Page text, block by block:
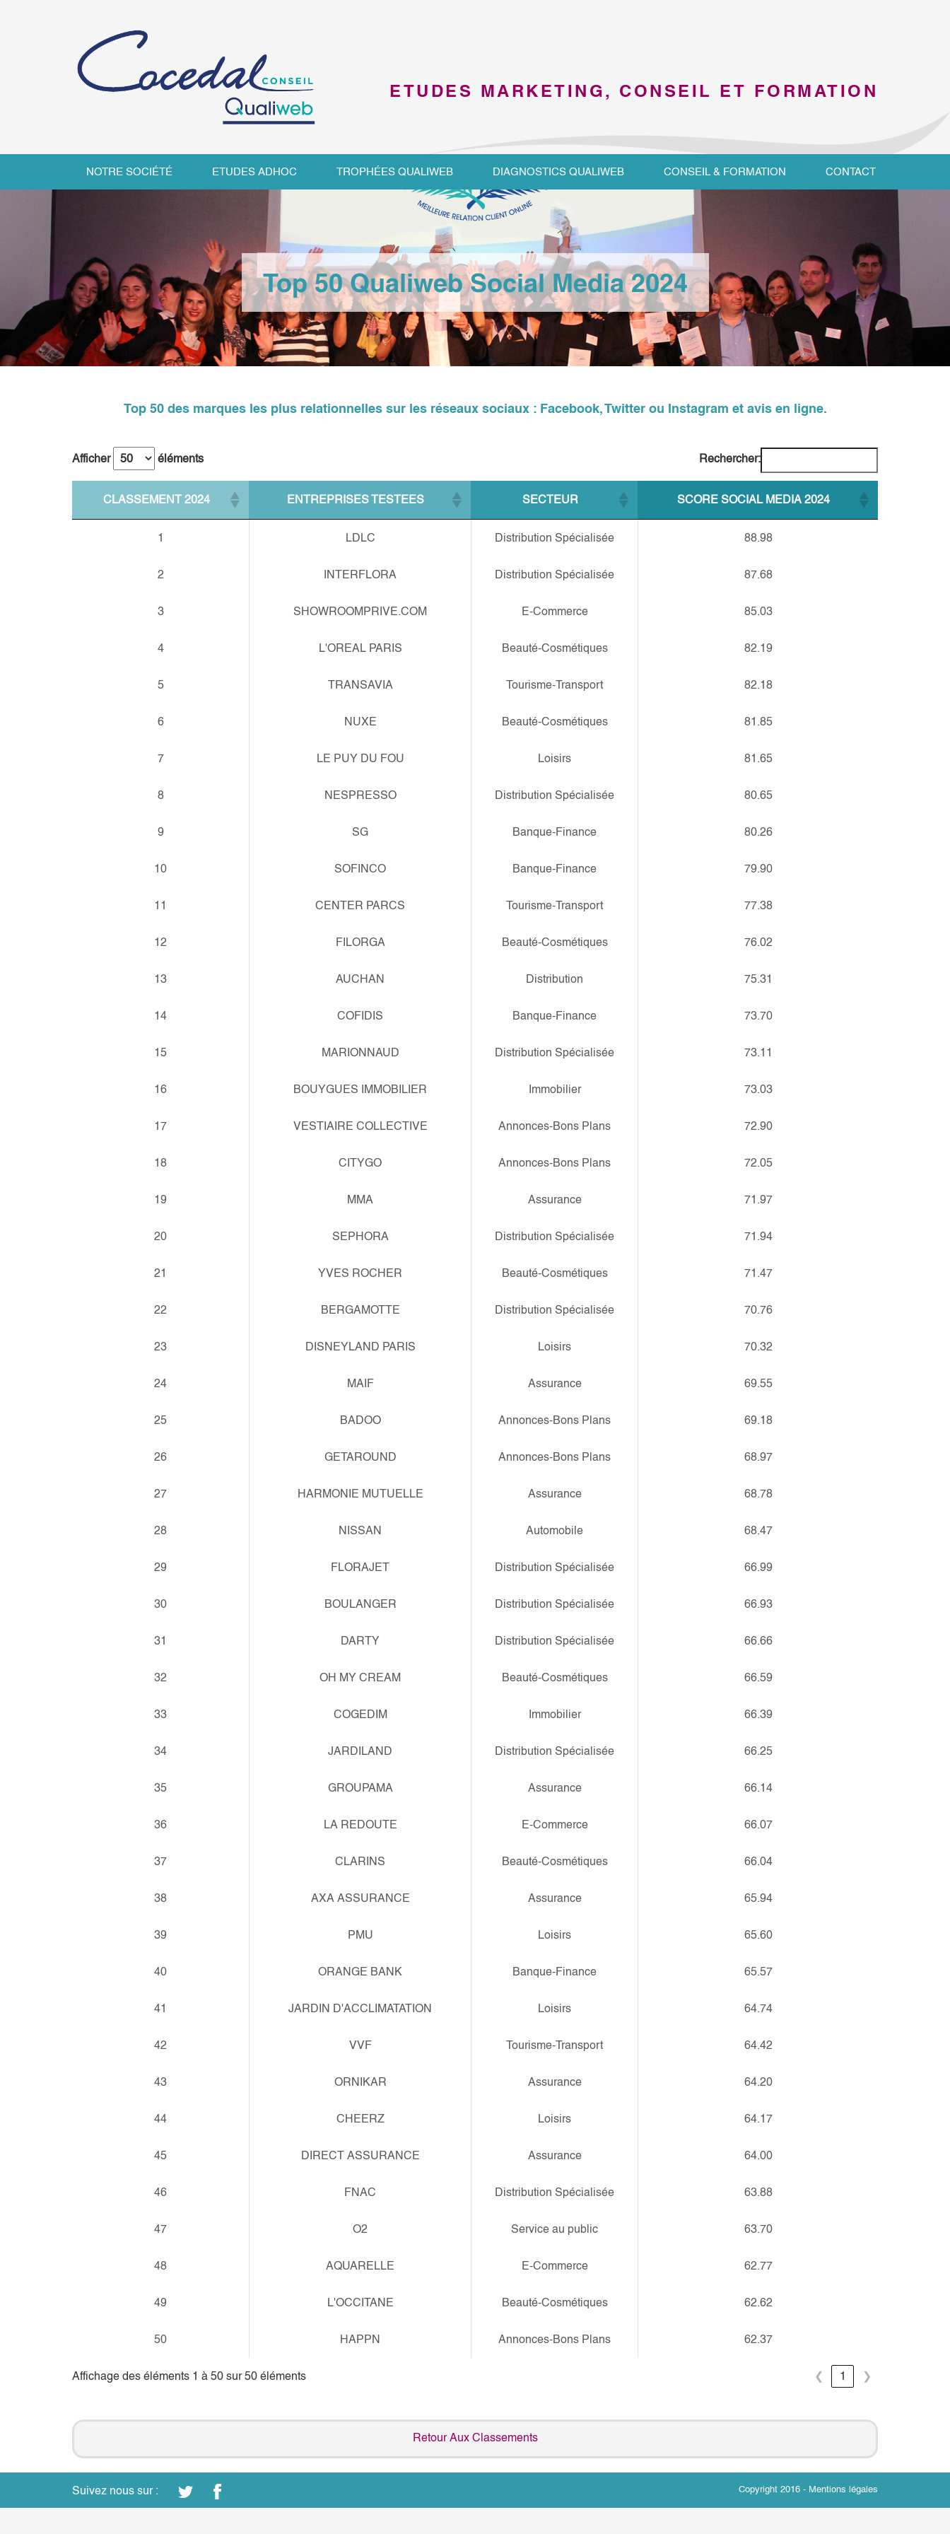
ETUDES MARKETING, CONSEIL ET FORMATION
NOTRE SOCIÉTÉ ETUDES ADHOC TROPHÉES QUALIWEB DIAGNOSTICS QUALIWEB CONSEIL & FORMATION CONTACT
Top 50 Qualiweb Social Media 2024
Top 50 des marques les plus relationnelles sur les réseaux sociaux : Facebook, Twitter ou Instagram et avis en ligne.
Afficher éléments Rechercher:
CLASSEMENT 2024 ENTREPRISES TESTEES SECTEUR SCORE SOCIAL MEDIA 2024
1 LDLC Distribution Spécialisée 88.98
2 INTERFLORA Distribution Spécialisée 87.68
3 SHOWROOMPRIVE.COM E-Commerce 85.03
4 L'OREAL PARIS Beauté-Cosmétiques 82.19
5 TRANSAVIA Tourisme-Transport 82.18
6 NUXE Beauté-Cosmétiques 81.85
7 LE PUY DU FOU Loisirs 81.65
8 NESPRESSO Distribution Spécialisée 80.65
9 SG Banque-Finance 80.26
10 SOFINCO Banque-Finance 79.90
11 CENTER PARCS Tourisme-Transport 77.38
12 FILORGA Beauté-Cosmétiques 76.02
13 AUCHAN Distribution 75.31
14 COFIDIS Banque-Finance 73.70
15 MARIONNAUD Distribution Spécialisée 73.11
16 BOUYGUES IMMOBILIER Immobilier 73.03
17 VESTIAIRE COLLECTIVE Annonces-Bons Plans 72.90
18 CITYGO Annonces-Bons Plans 72.05
19 MMA Assurance 71.97
20 SEPHORA Distribution Spécialisée 71.94
21 YVES ROCHER Beauté-Cosmétiques 71.47
22 BERGAMOTTE Distribution Spécialisée 70.76
23 DISNEYLAND PARIS Loisirs 70.32
24 MAIF Assurance 69.55
25 BADOO Annonces-Bons Plans 69.18
26 GETAROUND Annonces-Bons Plans 68.97
27 HARMONIE MUTUELLE Assurance 68.78
28 NISSAN Automobile 68.47
29 FLORAJET Distribution Spécialisée 66.99
30 BOULANGER Distribution Spécialisée 66.93
31 DARTY Distribution Spécialisée 66.66
32 OH MY CREAM Beauté-Cosmétiques 66.59
33 COGEDIM Immobilier 66.39
34 JARDILAND Distribution Spécialisée 66.25
35 GROUPAMA Assurance 66.14
36 LA REDOUTE E-Commerce 66.07
37 CLARINS Beauté-Cosmétiques 66.04
38 AXA ASSURANCE Assurance 65.94
39 PMU Loisirs 65.60
40 ORANGE BANK Banque-Finance 65.57
41 JARDIN D'ACCLIMATATION Loisirs 64.74
42 VVF Tourisme-Transport 64.42
43 ORNIKAR Assurance 64.20
44 CHEERZ Loisirs 64.17
45 DIRECT ASSURANCE Assurance 64.00
46 FNAC Distribution Spécialisée 63.88
47 O2 Service au public 63.70
48 AQUARELLE E-Commerce 62.77
49 L'OCCITANE Beauté-Cosmétiques 62.62
50 HAPPN Annonces-Bons Plans 62.37
Affichage des éléments 1 à 50 sur 50 éléments ❮ 1 ❯
Retour Aux Classements
Suivez nous sur : Copyright 2016 - Mentions légales